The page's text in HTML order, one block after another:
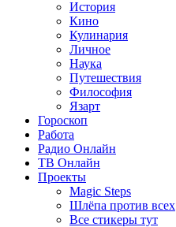
История
Кино
Кулинария
Личное
Наука
Путешествия
Философия
Язарт
Гороскоп
Работа
Радио Онлайн
ТВ Онлайн
Проекты
Magic Steps
Шлёпа против всех
Все стикеры тут